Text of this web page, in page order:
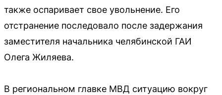
также оспаривает свое увольнение. Его
отстранение последовало после задержания
заместителя начальника челябинской ГАИ
Олега Жиляева.
В региональном главке МВД ситуацию вокруг